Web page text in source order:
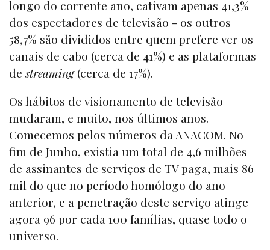
longo do corrente ano, cativam apenas 41,3%
dos espectadores de televisão - os outros
58,7% são divididos entre quem prefere ver os
canais de cabo (cerca de 41%) e as plataformas
destreaming(cerca de 17%).
Os hábitos de visionamento de televisão
mudaram, e muito, nos últimos anos.
Comecemos pelos números da ANACOM. No
fim de Junho, existia um total de 4,6 milhões
de assinantes de serviços de TV paga, mais 86
mil do que no período homólogo do ano
anterior, e a penetração deste serviço atinge
agora 96 por cada 100 famílias, quase todo o
universo.